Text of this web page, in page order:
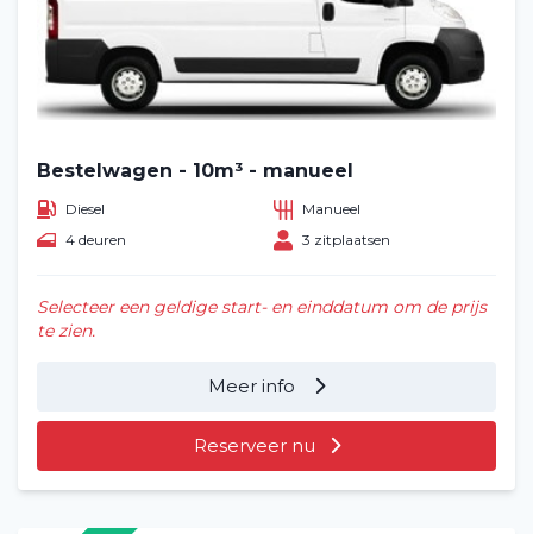
Bestelwagen - 10m³ - manueel
Diesel
Manueel
4 deuren
3 zitplaatsen
Selecteer een geldige start- en einddatum om de prijs
te zien.
Meer info
Reserveer nu